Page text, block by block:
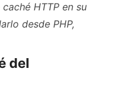
HTTP en su
desde PHP,
del